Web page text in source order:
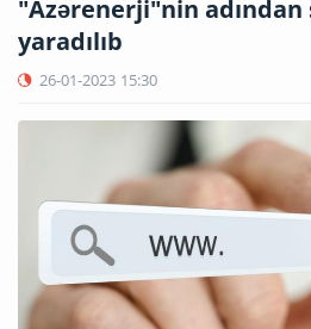
"Azərenerji"nin adından
yaradılıb
26-01-2023 15:30